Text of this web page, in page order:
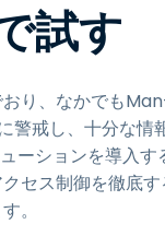
試す
おり、なかでも
警戒し、十分な
ーションを導入
セス制御を徹底
。